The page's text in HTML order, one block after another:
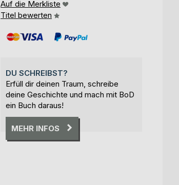
Auf die Merkliste
Titel bewerten
DU SCHREIBST?
Erfüll dir deinen Traum, schreibe
deine Geschichte und mach mit BoD
ein Buch daraus!
MEHR INFOS